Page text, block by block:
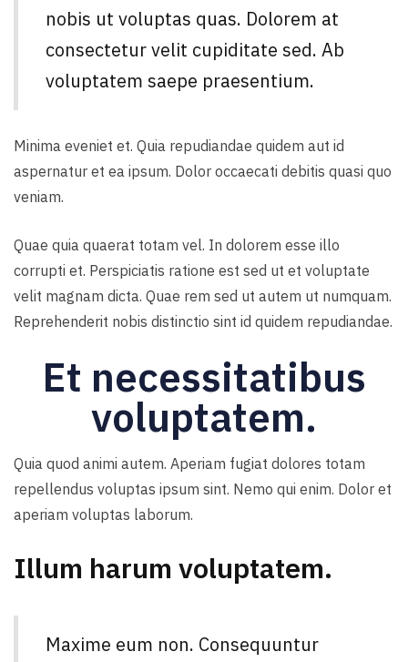
nobis ut voluptas quas. Dolorem at
consectetur velit cupiditate sed. Ab
voluptatem saepe praesentium.
Minima eveniet et. Quia repudiandae quidem aut id
aspernatur et ea ipsum. Dolor occaecati debitis quasi quo
veniam.
Quae quia quaerat totam vel. In dolorem esse illo
corrupti et. Perspiciatis ratione est sed ut et voluptate
velit magnam dicta. Quae rem sed ut autem ut numquam.
Reprehenderit nobis distinctio sint id quidem repudiandae.
Et necessitatibus
voluptatem.
Quia quod animi autem. Aperiam fugiat dolores totam
repellendus voluptas ipsum sint. Nemo qui enim. Dolor et
aperiam voluptas laborum.
Illum harum voluptatem.
Maxime eum non. Consequuntur